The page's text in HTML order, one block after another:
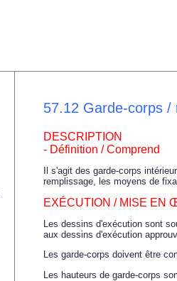
57.12 Garde-corps /
DESCRIPTION
- Définition / Comprend
Il s'agit des garde-corps
remplissage, les moyens de
EXÉCUTION / MISE EN
Les dessins d'exécution sont
aux dessins d'exécution
Les garde-corps doivent être
Les hauteurs de garde-corps